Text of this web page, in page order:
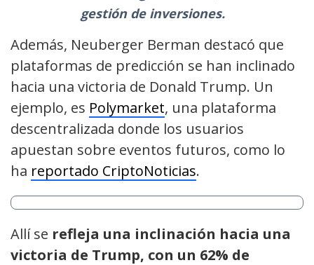
gestión de inversiones.
Además, Neuberger Berman destacó que
plataformas de predicción se han inclinado
hacia una victoria de Donald Trump. Un
ejemplo, es Polymarket, una plataforma
descentralizada donde los usuarios
apuestan sobre eventos futuros, como lo
ha reportado CriptoNoticias.
Allí se refleja una inclinación hacia una
victoria de Trump, con un 62% de